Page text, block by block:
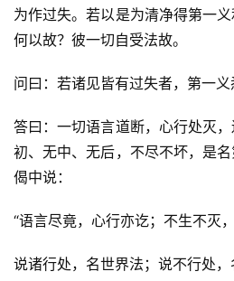
为作过失。若以是为清净得第一义
何以故？彼一切自受法故。
问曰：若诸见皆有过失者，第一义
答曰：一切语言道断，心行处灭
初、无中、无后，不尽不坏，是
偈中说：
“语言尽竟，心行亦讫；不生不灭
说诸行处，名世界法；说不行处，